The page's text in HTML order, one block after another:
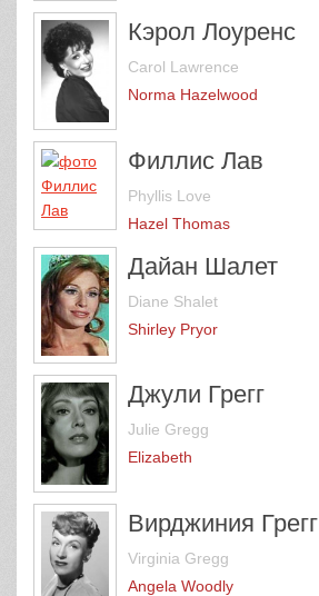
Кэрол Лоуренс
Carol Lawrence
Norma Hazelwood
Филлис Лав
Phyllis Love
Hazel Thomas
Дайан Шалет
Diane Shalet
Shirley Pryor
Джули Грегг
Julie Gregg
Elizabeth
Вирджиния Грегг
Virginia Gregg
Angela Woodly